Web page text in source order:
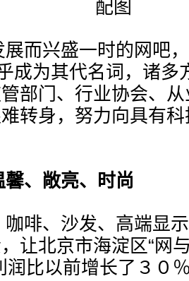
配图
而兴盛一时的网吧
成为其代名词，诸多
部门、行业协会、
转身，努力向具有
馨、敞亮、时尚
咖啡、沙发、高端显
让北京市海淀区“网
润比以前增长了３０